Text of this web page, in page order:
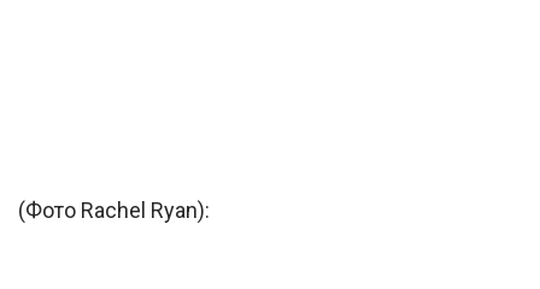
(Фото Rachel Ryan):